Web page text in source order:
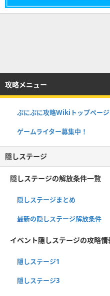
攻略メニュー
ぷにぷに攻略Wikiトップページ
ゲームライター募集中！
隠しステージ
隠しステージの解放条件一覧
隠しステージまとめ
最新の隠しステージ解放条件
イベント隠しステージの攻略情
隠しステージ1
隠しステージ3